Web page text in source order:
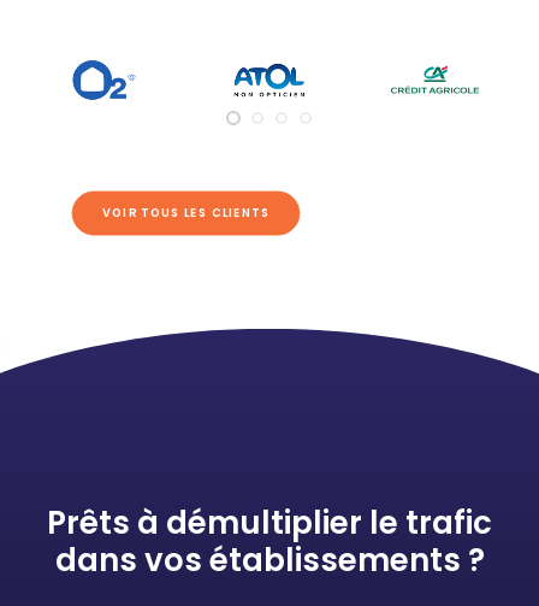
VOIR TOUS LES CLIENTS
Prêts à démultiplier le trafic
dans vos établissements ?